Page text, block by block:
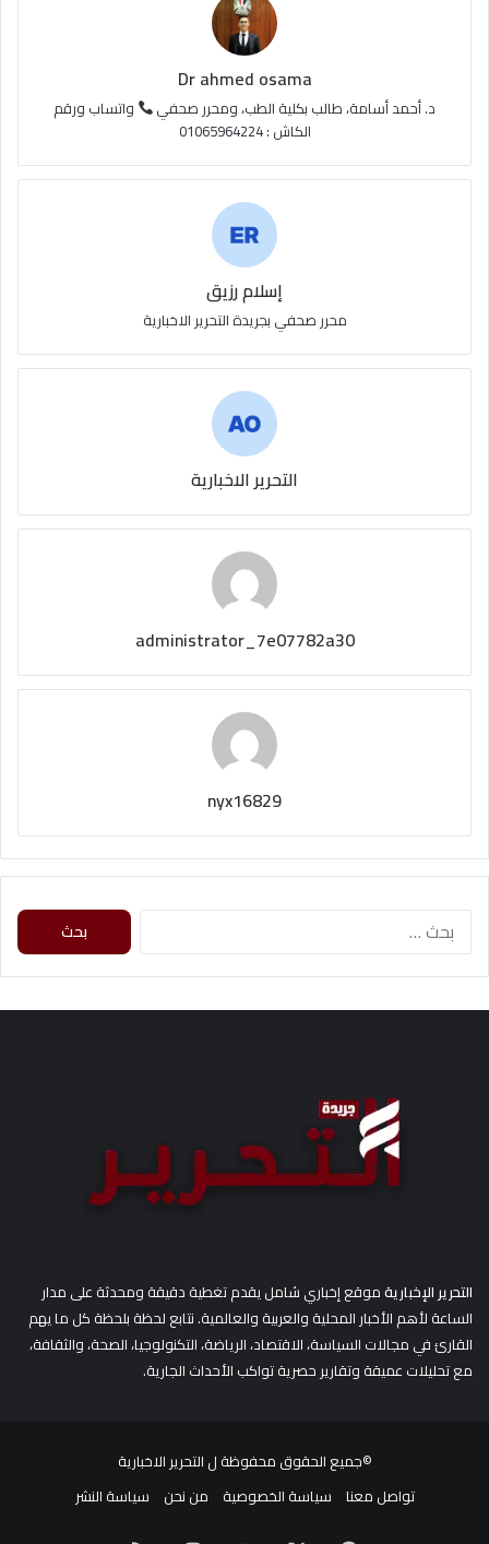
R
S
S
Dr ahmed osama
د. أحمد أسامة، طالب بكلية الطب، ومحرر صحفي
واتساب ورقم
الكاش : 01065964224
إسلام رزيق
محرر صحفي بجريدة التحرير الاخبارية
التحرير الاخبارية
administrator_7e07782a30
nyx16829
ث
التحرير الإخباريةموقع إخباري شامل يقدم تغطية دقيقة ومحدثة على مدار
الساعة لأهم الأخبار المحلية والعربية والعالمية. نتابع لحظة بلحظة كل ما يهم
القارئ في مجالات السياسة، الاقتصاد، الرياضة، التكنولوجيا، الصحة، والثقافة،
مع تحليلات عميقة وتقارير حصرية تواكب الأحداث الجارية.
©جميع الحقوق محفوظة ل التحرير الاخبارية
تواصل معنا
سياسة الخصوصية من نحن سياسة النشر